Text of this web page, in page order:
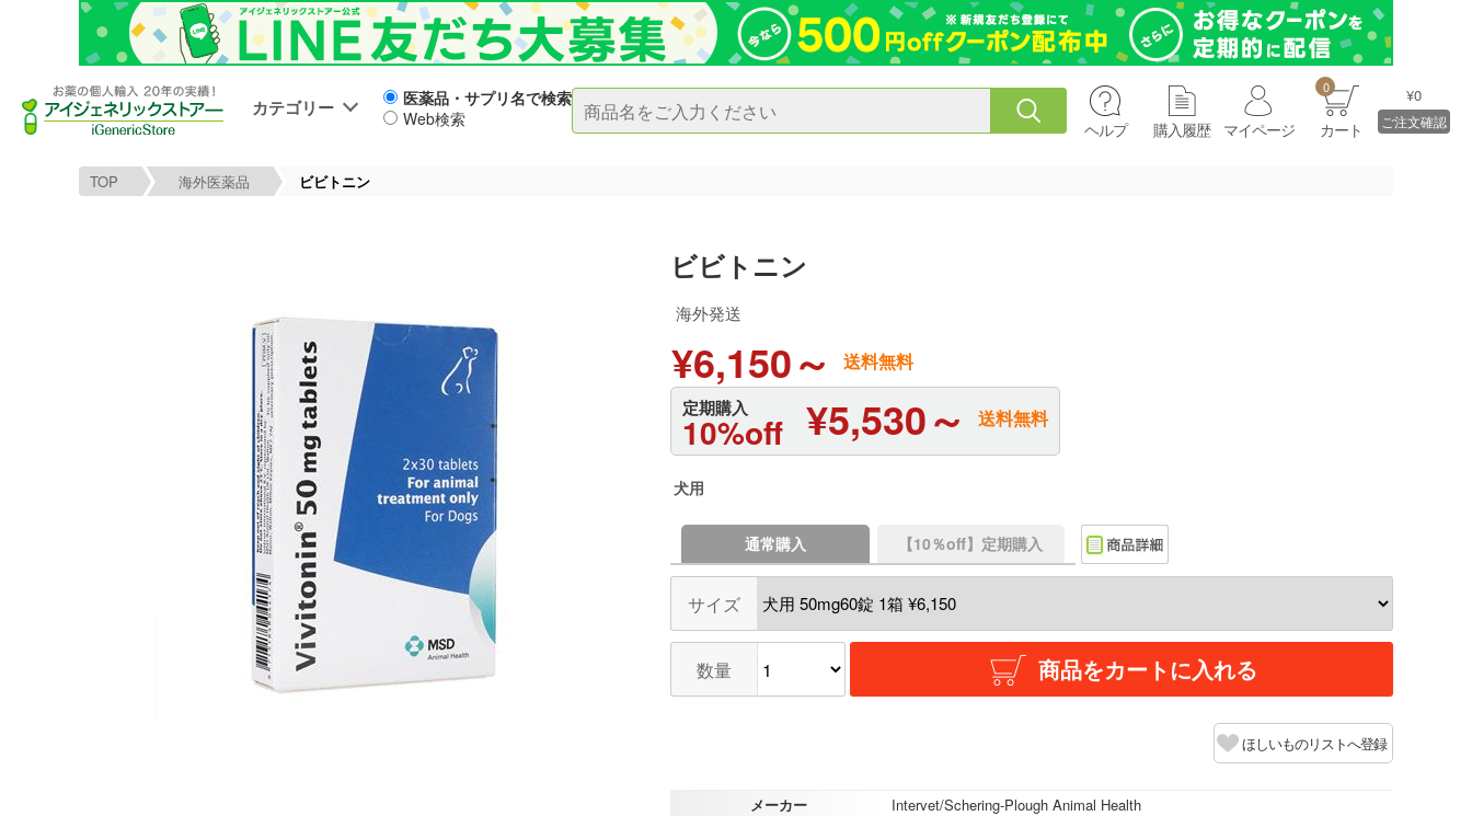
カテゴリー
医薬品・サプリ名で検索
Web検索
ヘルプ 購入履歴 マイページ
0
カート
¥0
ご注文確認
TOP 海外医薬品 ビビトニン
ビビトニン
海外発送
¥6,150～ 送料無料
定期購入
10%off ¥5,530～ 送料無料
犬用
通常購入 【10％off】定期購入
サイズ
数量 商品をカートに入れる
ほしいものリストへ登録
メーカー
Intervet/Schering-Plough Animal Health